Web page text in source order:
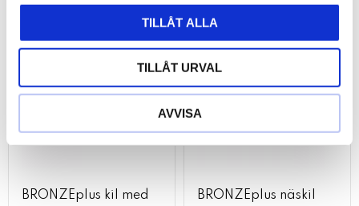
TILLÅT ALLA
TILLÅT URVAL
AVVISA
BRONZEplus kil med
BRONZEplus näskil
29